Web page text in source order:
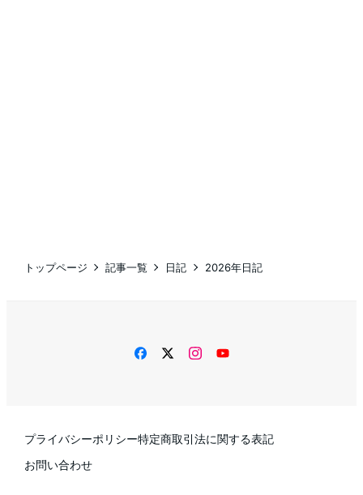
トップページ 記事一覧 日記 2026年日記
facebooktwitterinstagram
YouTube
プライバシーポリシー特定商取引法に関する表記
お問い合わせ